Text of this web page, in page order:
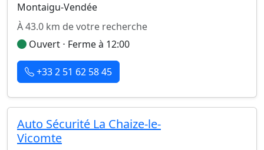
Montaigu-Vendée
À 43.0 km de votre recherche
Ouvert ⋅ Ferme à 12:00
+33 2 51 62 58 45
Auto Sécurité La Chaize-le-
Vicomte